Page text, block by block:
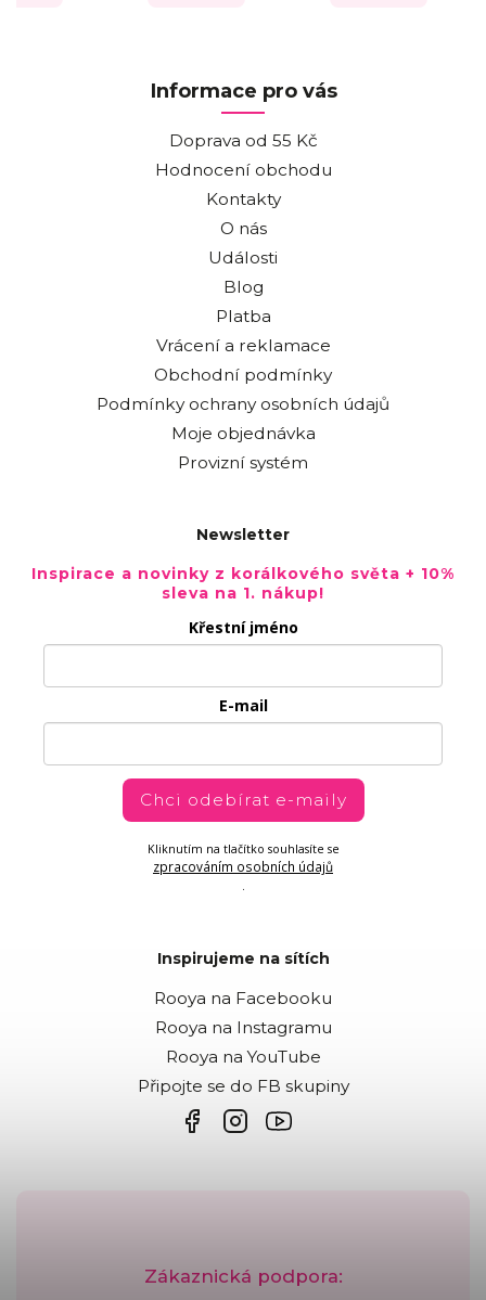
Zákaznická podpora:
Informace pro vás
Doprava od 55 Kč
Hodnocení obchodu
Kontakty
O nás
Události
Blog
Platba
Vrácení a reklamace
Obchodní podmínky
Podmínky ochrany osobních údajů
Moje objednávka
Provizní systém
Newsletter
Inspirace a novinky z korálkového světa + 10%
sleva na 1. nákup!
Křestní jméno
E-mail
Chci odebírat e-maily
Kliknutím na tlačítko souhlasíte se
zpracováním osobních údajů
.
Inspirujeme na sítích
Rooya na Facebooku
Rooya na Instagramu
Rooya na YouTube
Připojte se do FB skupiny